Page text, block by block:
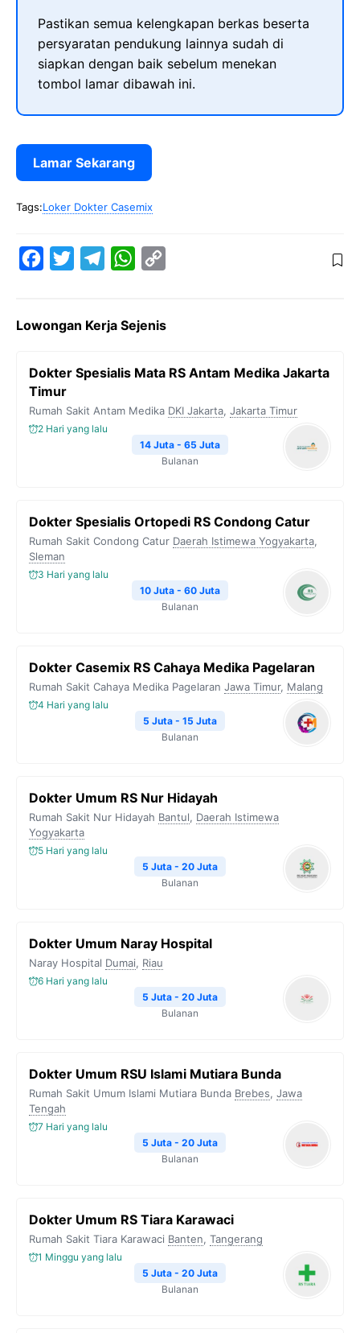
Pastikan semua kelengkapan berkas beserta
persyaratan pendukung lainnya sudah di
siapkan dengan baik sebelum menekan
tombol lamar dibawah ini.
Lamar Sekarang
Tags:Loker Dokter Casemix
e
o
k
t
e
e
r
a
m
W
t
A
p
y
n
Lowongan Kerja Sejenis
Dokter Spesialis Mata RS Antam Medika Jakarta
Timur
Rumah Sakit Antam Medika DKI Jakarta, Jakarta Timur
2 Hari yang lalu
14 Juta - 65 Juta
Bulanan
Dokter Spesialis Ortopedi RS Condong Catur
Rumah Sakit Condong Catur Daerah Istimewa Yogyakarta,
Sleman
3 Hari yang lalu
10 Juta - 60 Juta
Bulanan
Dokter Casemix RS Cahaya Medika Pagelaran
Rumah Sakit Cahaya Medika Pagelaran Jawa Timur, Malang
4 Hari yang lalu
5 Juta - 15 Juta
Bulanan
Dokter Umum RS Nur Hidayah
Rumah Sakit Nur Hidayah Bantul, Daerah Istimewa
Yogyakarta
5 Hari yang lalu
5 Juta - 20 Juta
Bulanan
Dokter Umum Naray Hospital
Naray Hospital Dumai, Riau
6 Hari yang lalu
5 Juta - 20 Juta
Bulanan
Dokter Umum RSU Islami Mutiara Bunda
Rumah Sakit Umum Islami Mutiara Bunda Brebes, Jawa
Tengah
7 Hari yang lalu
5 Juta - 20 Juta
Bulanan
Dokter Umum RS Tiara Karawaci
Rumah Sakit Tiara Karawaci Banten, Tangerang
1 Minggu yang lalu
5 Juta - 20 Juta
Bulanan